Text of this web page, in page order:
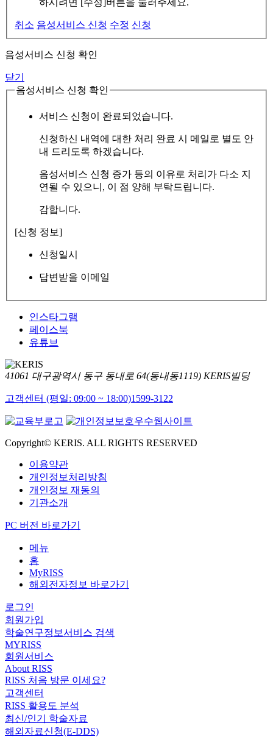
하시려면 [수정]버튼을 눌러주세요.
취소 음성서비스 신청 수정 신청
음성서비스 신청 확인
닫기
음성서비스 신청 확인
서비스 신청이 완료되었습니다.
신청하신 내역에 대한 처리 완료 시 메일로 별도 안
내 드리도록 하겠습니다.
음성서비스 신청 증가 등의 이유로 처리가 다소 지
연될 수 있으니, 이 점 양해 부탁드립니다.
감합니다.
[신청 정보]
신청일시
답변받을 이메일
인스타그램
페이스북
유튜브
41061 대구광역시 동구 동내로 64(동내동1119) KERIS빌딩
고객센터 (평일: 09:00 ~ 18:00)1599-3122
Copyright© KERIS. ALL RIGHTS RESERVED
이용약관
개인정보처리방침
개인정보 재동의
기관소개
PC 버전 바로가기
메뉴
홈
MyRISS
해외전자정보 바로가기
로그인
회원가입
학술연구정보서비스 검색
MYRISS
회원서비스
About RISS
RISS 처음 방문 이세요?
고객센터
RISS 활용도 분석
최신/인기 학술자료
해외자료신청(E-DDS)